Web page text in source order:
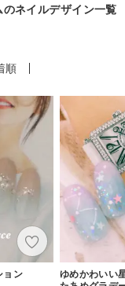
ネイルデザイン一覧
順
ョン
ゆめかわいい